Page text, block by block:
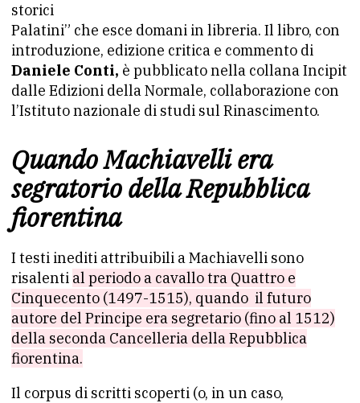
storici
Palatini” che esce domani in libreria. Il libro, con
introduzione, edizione critica e commento di
Daniele Conti, è pubblicato nella collana Incipit
dalle Edizioni della Normale, collaborazione con
l’Istituto nazionale di studi sul Rinascimento.
Quando Machiavelli era
segratorio della Repubblica
fiorentina
I testi inediti attribuibili a Machiavelli sono
risalenti al periodo a cavallo tra Quattro e
Cinquecento (1497-1515), quando il futuro
autore del Principe era segretario (fino al 1512)
della seconda Cancelleria della Repubblica
fiorentina.
Il corpus di scritti scoperti (o, in un caso,